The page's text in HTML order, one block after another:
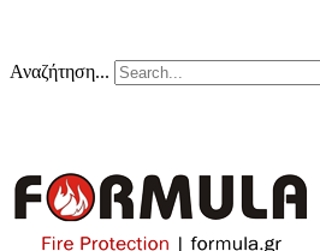
Αναζήτηση...